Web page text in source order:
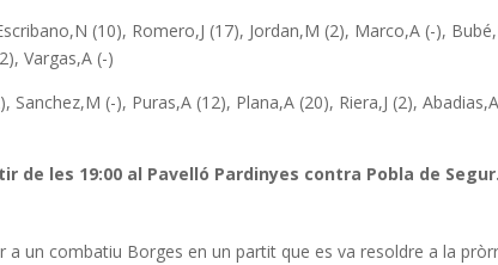
(10), Romero,J (17), Jordan,M (2), Marco,A (-),
Vargas,A (-)
(-), Puras,A (12), Plana,A (20), Riera,J (2),
de les 19:00 al Pavelló Pardinyes contra Pobla de Segur.
a un combatiu Borges en un partit que es va resoldre a la